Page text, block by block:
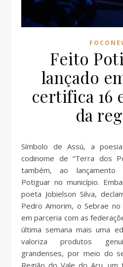
Feito
lançado
certifica 16
da
Símbolo de Assú, a poesia confere à cidade o
codinome de “Terra dos
também, ao
Potiguar no município.
poeta Jobielson Silva,
Pedro Amorim, o Sebrae
em parceria com as
última semana mais uma
valoriza produtos
grandenses, por meio do
Região do Vale do Açu,